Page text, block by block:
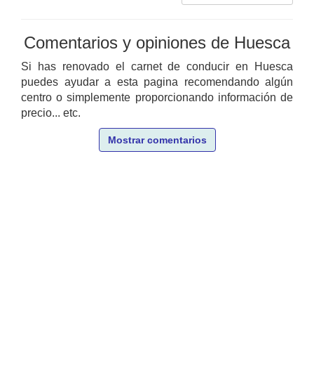
Comentarios y opiniones de Huesca
Si has renovado el carnet de conducir en Huesca
puedes ayudar a esta pagina recomendando algún
centro o simplemente proporcionando información de
precio... etc.
Mostrar comentarios